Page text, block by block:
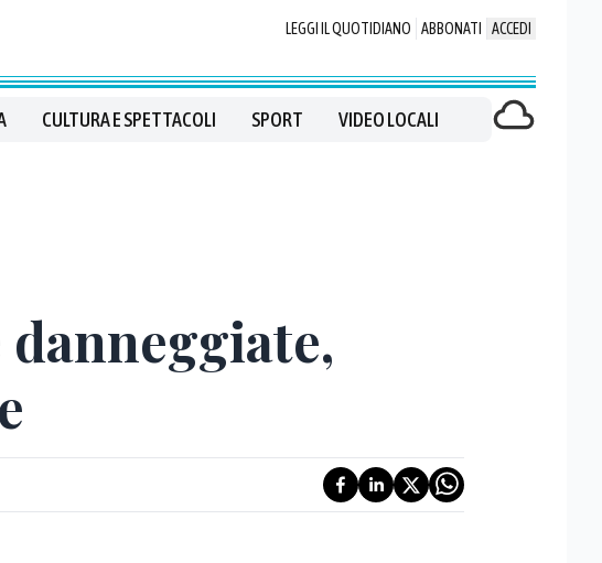
LEGGI IL QUOTIDIANO ABBONATI ACCEDI
CULTURA E SPETTACOLI SPORT VIDEO LOCALI